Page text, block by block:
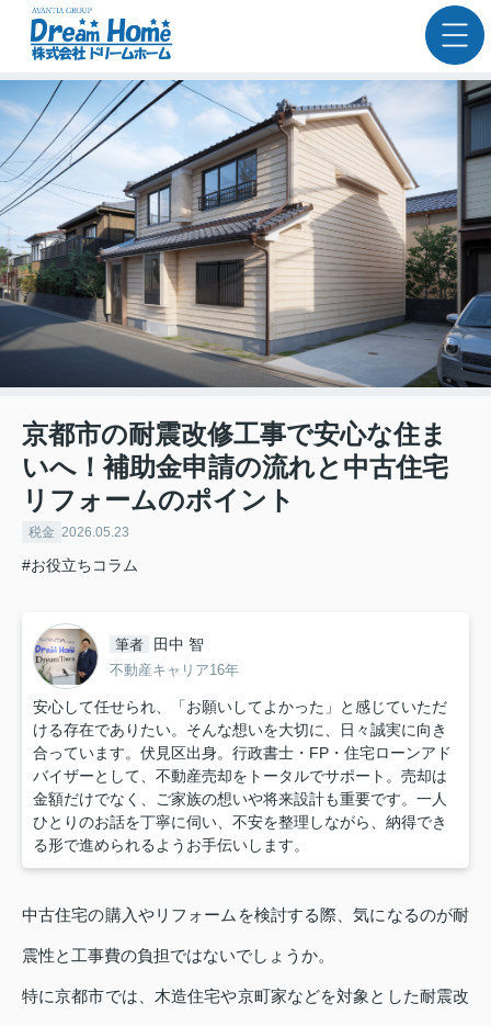
京都市の耐震改修工事で安心な住ま
いへ！補助金申請の流れと中古住宅
リフォームのポイント
税金 2026.05.23
#お役立ちコラム
筆者 田中 智
不動産キャリア16年
安心して任せられ、「お願いしてよかった」と感じていただ
ける存在でありたい。そんな想いを大切に、日々誠実に向き
合っています。伏見区出身。行政書士・FP・住宅ローンアド
バイザーとして、不動産売却をトータルでサポート。売却は
金額だけでなく、ご家族の想いや将来設計も重要です。一人
ひとりのお話を丁寧に伺い、不安を整理しながら、納得でき
る形で進められるようお手伝いします。
中古住宅の購入やリフォームを検討する際、気になるのが耐
震性と工事費の負担ではないでしょうか。
特に京都市では、木造住宅や京町家などを対象とした耐震改